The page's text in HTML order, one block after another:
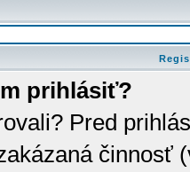
prihlásiť?
Pred
činnosť